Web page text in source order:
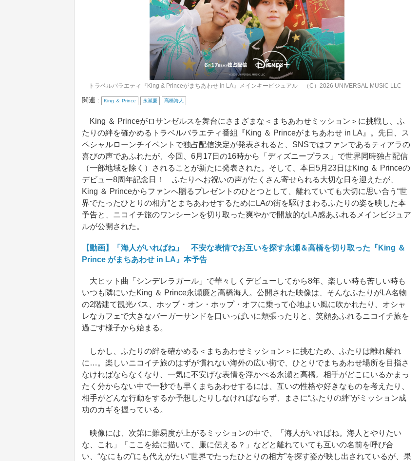
トラベルバラエティ『King & Princeがまちあわせ in LA』メインキービジュアル （C）2026 UNIVERSAL MUSIC LLC
関連 : King ＆ Prince 永瀬廉 高橋海人
King ＆ Princeがロサンゼルスを舞台にさまざまな＜まちあわせミッション＞に挑戦し、ふ
たりの絆を確かめるトラベルバラエティ番組『King ＆ Princeがまちあわせ in LA』。先日、ス
ペシャルローンチイベントで独占配信決定が発表されると、SNSではファンであるティアラの
喜びの声であふれたが、今回、6月17日の16時から「ディズニープラス」で世界同時独占配信
（一部地域を除く）されることが新たに発表された。そして、本日5月23日はKing ＆ Princeの
デビュー8周年記念日！ ふたりへお祝いの声がたくさん寄せられる大切な日を迎えたが、
King ＆ Princeからファンへ贈るプレゼントのひとつとして、離れていても大切に思い合う“世
界でたったひとりの相方”とまちあわせするためにLAの街を駆けまわるふたりの姿を映した本
予告と、ニコイチ旅のワンシーンを切り取った爽やかで開放的なLA感あふれるメインビジュア
ルが公開された。
【動画】「海人がいればね」 不安な表情でお互いを探す永瀬＆高橋を切り取った『King ＆
Prince がまちあわせ in LA』本予告
大ヒット曲「シンデレラガール」で華々しくデビューしてから8年、楽しい時も苦しい時も
いつも隣にいたKing ＆ Prince永瀬廉と高橋海人。公開された映像は、そんなふたりがLA名物
の2階建て観光バス、ホップ・オン・ホップ・オフに乗って心地よい風に吹かれたり、オシャ
レなカフェで大きなバーガーサンドを口いっぱいに頬張ったりと、笑顔あふれるニコイチ旅を
過ごす様子から始まる。
しかし、ふたりの絆を確かめる＜まちあわせミッション＞に挑むため、ふたりは離れ離れ
に…。楽しいニコイチ旅のはずが慣れない海外の広い街で、ひとりでまちあわせ場所を目指さ
なければならなくなり、一気に不安げな表情を浮かべる永瀬と高橋。相手がどこにいるかまっ
たく分からない中で一秒でも早くまちあわせするには、互いの性格や好きなものを考えたり、
相手がどんな行動をするか予想したりしなければならず、まさに“ふたりの絆”がミッション成
功のカギを握っている。
映像には、次第に難易度が上がるミッションの中で、「海人がいればね。海人とやりたい
な、これ」「ここを絵に描いて、廉に伝える？」などと離れていても互いの名前を呼び合
い、“なにもの”にも代えがたい“世界でたったひとりの相方”を探す姿が映し出されているが、果